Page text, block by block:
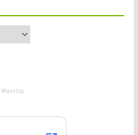
WassUp